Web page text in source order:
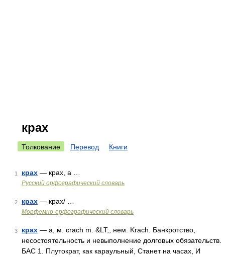
крах
Толкование Перевод Книги
1 крах — крах, а …
Русский орфографический словарь
2 крах — крах/ …
Морфемно-орфографический словарь
3 крах — а, м. crach m. &LT;, нем. Krach. Банкротство,
несостоятельность и невыполнение долговых обязательств.
БАС 1. Плутократ, как караульный, Станет на часах, И